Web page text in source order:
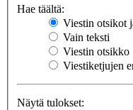
Hae täältä:
Viestin otsikot
Vain teksti
Viestin otsikko
Viestiketjujen
Näytä tulokset: